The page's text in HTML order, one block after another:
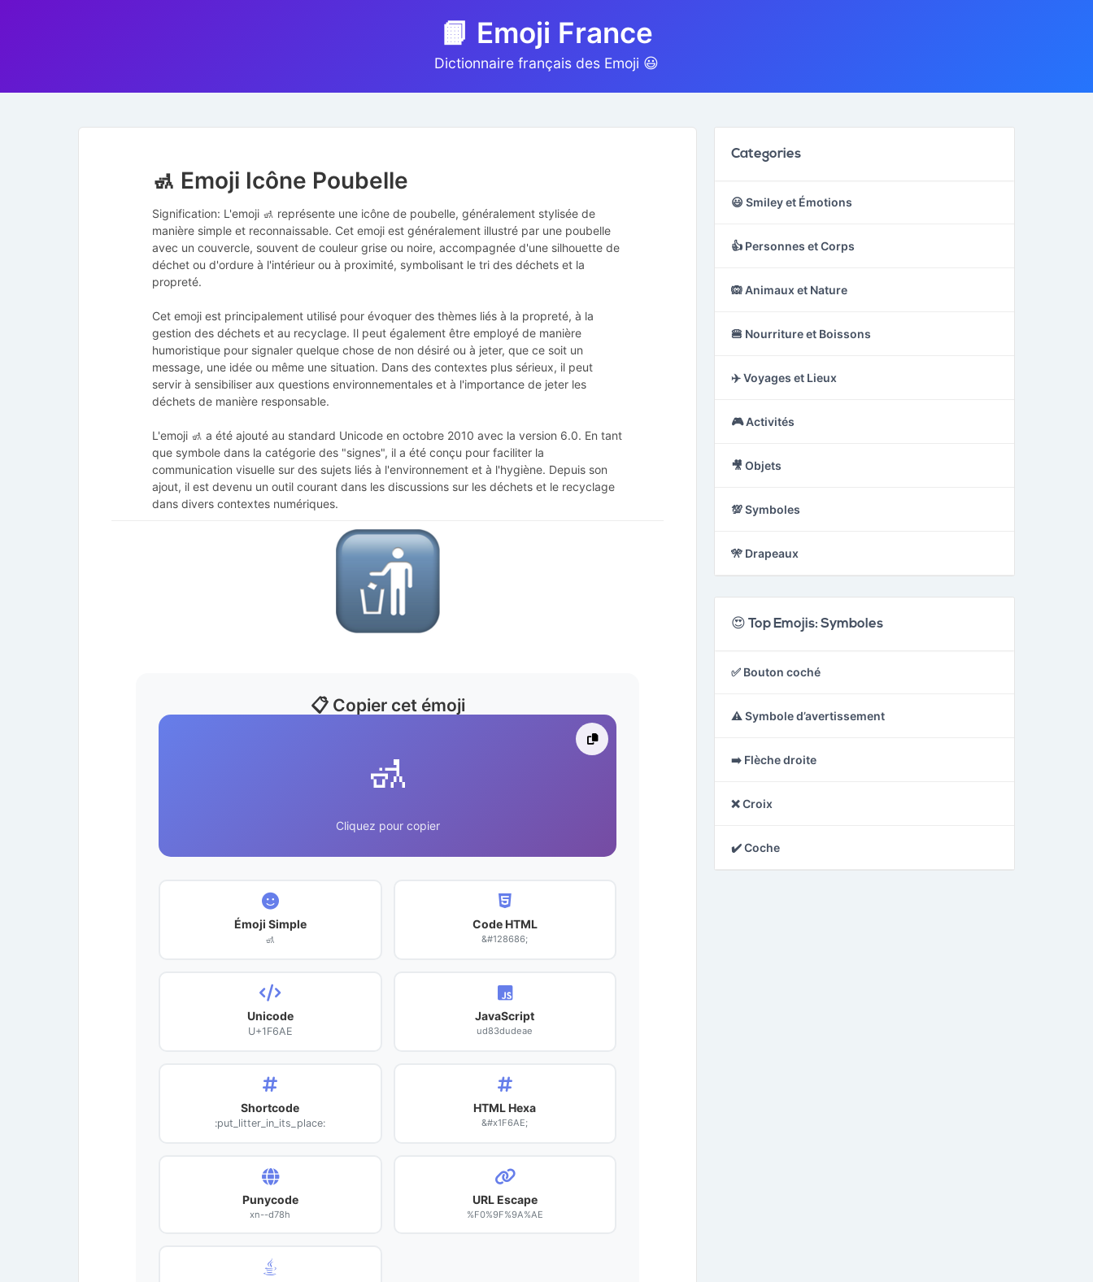
📙 Emoji France
Dictionnaire français des Emoji 😃
🚮 Emoji Icône Poubelle
Signification: L'emoji 🚮 représente une icône de poubelle, généralement stylisée de
manière simple et reconnaissable. Cet emoji est généralement illustré par une poubelle
avec un couvercle, souvent de couleur grise ou noire, accompagnée d'une silhouette de
déchet ou d'ordure à l'intérieur ou à proximité, symbolisant le tri des déchets et la
propreté.
Cet emoji est principalement utilisé pour évoquer des thèmes liés à la propreté, à la
gestion des déchets et au recyclage. Il peut également être employé de manière
humoristique pour signaler quelque chose de non désiré ou à jeter, que ce soit un
message, une idée ou même une situation. Dans des contextes plus sérieux, il peut
servir à sensibiliser aux questions environnementales et à l'importance de jeter les
déchets de manière responsable.
L'emoji 🚮 a été ajouté au standard Unicode en octobre 2010 avec la version 6.0. En tant
que symbole dans la catégorie des "signes", il a été conçu pour faciliter la
communication visuelle sur des sujets liés à l'environnement et à l'hygiène. Depuis son
ajout, il est devenu un outil courant dans les discussions sur les déchets et le recyclage
dans divers contextes numériques.
📋 Copier cet émoji
🚮
Cliquez pour copier
Émoji Simple
🚮
Code HTML
&#128686;
Unicode
U+1F6AE
JavaScript
ud83dudeae
Shortcode
:put_litter_in_its_place:
HTML Hexa
&#x1F6AE;
Punycode
xn--d78h
URL Escape
%F0%9F%9A%AE
Categories
😃 Smiley et Émotions
👍 Personnes et Corps
🙉 Animaux et Nature
🍔 Nourriture et Boissons
✈️ Voyages et Lieux
🎮 Activités
🎥 Objets
💯 Symboles
🎌 Drapeaux
😍 Top Emojis: Symboles
✅ Bouton coché
⚠️ Symbole d’avertissement
➡️ Flèche droite
❌ Croix
✔️ Coche